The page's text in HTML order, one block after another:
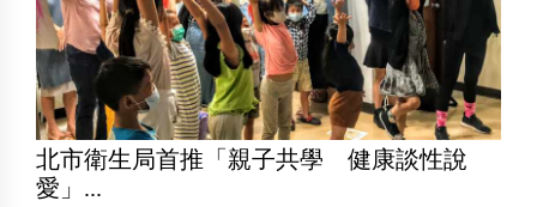
北市衛生局首推「親子共學 健康談性說
愛」...